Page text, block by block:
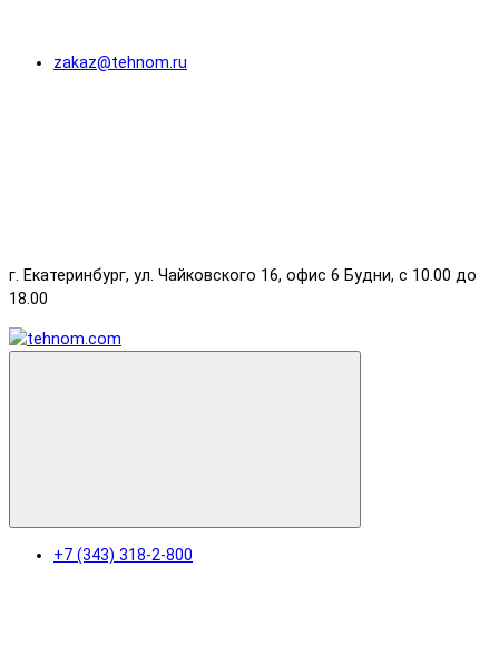
zakaz@tehnom.ru
г. Екатеринбург, ул. Чайковского 16, офис 6 Будни, с 10.00 до
18.00
+7 (343) 318-2-800